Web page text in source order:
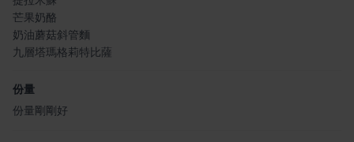
芒果奶酪
奶油蘑菇斜管麵
九層塔瑪格莉特比薩
份量
份量剛剛好